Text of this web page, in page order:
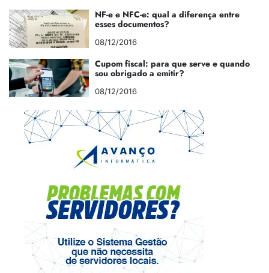
NF-e e NFC-e: qual a diferença entre
esses documentos?
08/12/2016
Cupom fiscal: para que serve e quando
sou obrigado a emitir?
08/12/2016